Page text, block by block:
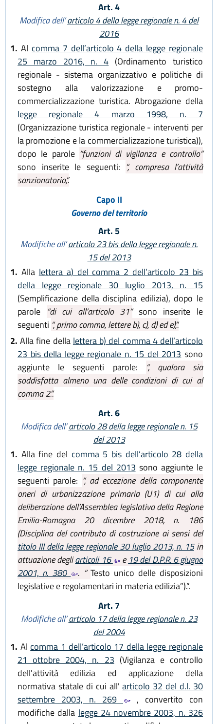
Art. 4
Modifica dell’articolo 4 della legge regionale n. 4 del
2016
1. Al comma 7 dell’articolo 4 della legge regionale
25 marzo 2016, n. 4 (Ordinamento turistico
regionale - sistema organizzativo e politiche di
sostegno alla valorizzazione e promo-
commercializzazione turistica. Abrogazione della
legge regionale 4 marzo 1998, n. 7
(Organizzazione turistica regionale - interventi per
la promozione e la commercializzazione turistica)),
dopo le parole “funzioni di vigilanza e controllo”
sono inserite le seguenti: “, compresa l’attività
sanzionatoria,”.
Capo II
Governo del territorio
Art. 5
Modifiche all’articolo 23 bis della legge regionale n.
15 del 2013
1. Alla lettera a) del comma 2 dell’articolo 23 bis
della legge regionale 30 luglio 2013, n. 15
(Semplificazione della disciplina edilizia), dopo le
parole “di cui all’articolo 31”sono inserite le
seguenti “, primo comma, lettere b), c), d) ed e),”.
2. Alla fine della lettera b) del comma 4 dell’articolo
23 bis della legge regionale n. 15 del 2013 sono
aggiunte le seguenti parole: “, qualora sia
soddisfatta almeno una delle condizioni di cui al
comma 2.”.
Art. 6
Modifica dell’articolo 28 della legge regionale n. 15
del 2013
1. Alla fine del comma 5 bis dell’articolo 28 della
legge regionale n. 15 del 2013 sono aggiunte le
seguenti parole: “, ad eccezione della componente
oneri di urbanizzazione primaria (U1) di cui alla
deliberazione dell’Assemblea legislativa della Regione
Emilia-Romagna 20 dicembre 2018, n. 186
(Disciplina del contributo di costruzione ai sensi del
titolo III della legge regionale 30 luglio 2013, n. 15in
attuazione degliarticoli 16 e 19 del D.P.R. 6 giugno
2001, n. 380
. “Testo unico delle disposizioni
legislative e regolamentari in materia edilizia”).”.
Art. 7
Modifiche all’articolo 17 della legge regionale n. 23
del 2004
1. Al comma 1 dell’articolo 17 della legge regionale
21 ottobre 2004, n. 23 (Vigilanza e controllo
dell'attività edilizia ed applicazione della
normativa statale di cui all'articolo 32 del d.l. 30
settembre 2003, n. 269
, convertito con
modifiche dalla legge 24 novembre 2003, n. 326